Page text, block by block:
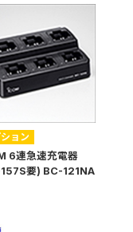
ョン
6連急速充電器
要) BC-121NA